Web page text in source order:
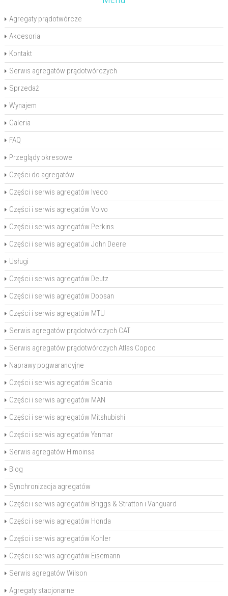
Agregaty prądotwórcze
Akcesoria
Kontakt
Serwis agregatów prądotwórczych
Sprzedaż
Wynajem
Galeria
FAQ
Przeglądy okresowe
Części do agregatów
Części i serwis agregatów Iveco
Części i serwis agregatów Volvo
Części i serwis agregatów Perkins
Części i serwis agregatów John Deere
Usługi
Części i serwis agregatów Deutz
Części i serwis agregatów Doosan
Części i serwis agregatów MTU
Serwis agregatów prądotwórczych CAT
Serwis agregatów prądotwórczych Atlas Copco
Naprawy pogwarancyjne
Części i serwis agregatów Scania
Części i serwis agregatów MAN
Części i serwis agregatów Mitshubishi
Części i serwis agregatów Yanmar
Serwis agregatów Himoinsa
Blog
Synchronizacja agregatów
Części i serwis agregatów Briggs & Stratton i Vanguard
Części i serwis agregatów Honda
Części i serwis agregatów Kohler
Części i serwis agregatów Eisemann
Serwis agregatów Wilson
Agregaty stacjonarne